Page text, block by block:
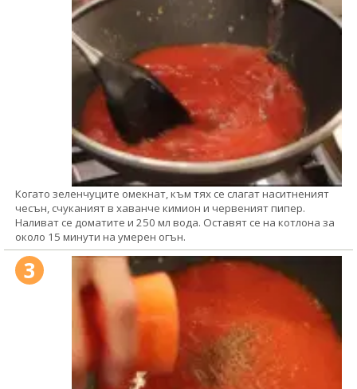
Когато зеленчуците омекнат, към тях се слагат наситненият
чесън, счуканият в хаванче кимион и червеният пипер.
Наливат се доматите и 250 мл вода. Оставят се на котлона за
около 15 минути на умерен огън.
3